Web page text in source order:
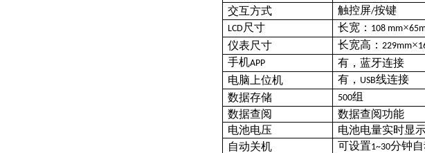
交互方式
触控屏/按键
LCD尺寸 长宽： 108 mm×
仪表尺寸 长宽高： 229mm×
手机APP
有，蓝牙连接
电脑上位机
有， USB线连接
数据存储
500组
数据查阅
数据查阅功能
电池电压
电池电量实时显
自动关机
可设置1~30分钟